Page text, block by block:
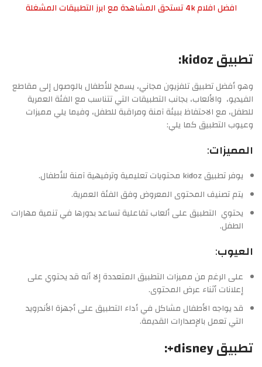
افضل افلام 4k تستحق المشاهدة مع ابرز التطبيقات المشغلة
تطبيق kidoz:
وهو أفضل تطبيق تلفزيون مجاني، يسمح للأطفال بالوصول إلى مقاطع
الفيديو، والألعاب، بجانب التطبيقات التي تتناسب مع الفئة العمرية
للطفل، مع الاحتفاظ ببيئة آمنة ومراقبة للطفل، وفيما يلي مميزات
وعيوب التطبيق كما يلي:
المميزات:
يوفر تطبيق kidoz محتويات تعليمية وترفيهية آمنة للأطفال.
يتم تصنيف المحتوى المعروض وفق الفئة العمرية.
يحتوي التطبيق على ألعاب تفاعلية تساعد بدورها في تنمية مهارات
الطفل.
العيوب:
على الرغم من مميزات التطبيق المتعددة إلا أنه قد يحتوي على
إعلانات أثناء عرض المحتوى.
قد يواجه الأطفال مشاكل في أداء التطبيق على أجهزة الأندرويد
التي تعمل بالإصدارات القديمة.
تطبيق disney+: